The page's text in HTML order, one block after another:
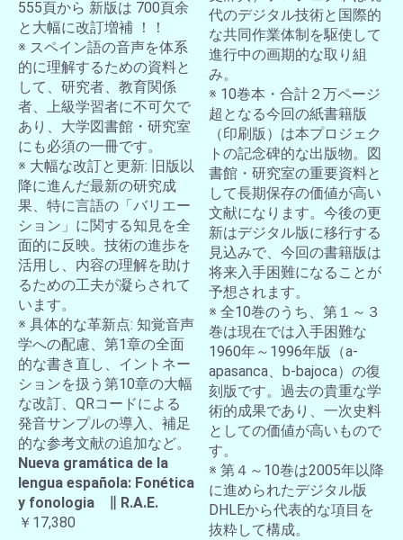
555頁から 新版は 700頁余
と大幅に改訂増補 ！！
※ スペイン語の音声を体系
的に理解するための資料と
して、研究者、教育関係
者、上級学習者に不可欠で
あり、大学図書館・研究室
にも必須の一冊です。
※ 大幅な改訂と更新: 旧版以
降に進んだ最新の研究成
果、特に言語の「バリエー
ション」に関する知見を全
面的に反映。技術の進歩を
活用し、内容の理解を助け
るための工夫が凝らされて
います。
※ 具体的な革新点: 知覚音声
学への配慮、第1章の全面
的な書き直し、イントネー
ションを扱う第10章の大幅
な改訂、QRコードによる
発音サンプルの導入、補足
的な参考文献の追加など。
Nueva gramática de la
lengua española: Fonética
y fonologia ∥ R.A.E.
￥17,380
代のデジタル技術と国際的
な共同作業体制を駆使して
進行中の画期的な取り組
み。
※ 10巻本・合計２万ページ
超となる今回の紙書籍版
（印刷版）は本プロジェク
トの記念碑的な出版物。図
書館・研究室の重要資料と
して長期保存の価値が高い
文献になります。今後の更
新はデジタル版に移行する
見込みで、今回の書籍版は
将来入手困難になることが
予想されます。
※ 全10巻のうち、第１～３
巻は現在では入手困難な
1960年～1996年版（a-
apasanca、b-bajoca）の復
刻版です。過去の貴重な学
術的成果であり、一次史料
としての価値が高いもので
す。
※ 第４～10巻は2005年以降
に進められたデジタル版
DHLEから代表的な項目を
抜粋して構成。